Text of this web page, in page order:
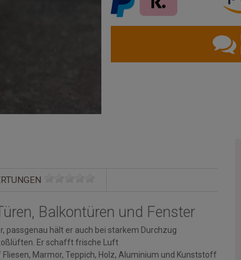
Balkontüren und Fenster
passgenau hält er auch bei starkem Durchzug
Er schafft frische Luft
Marmor, Teppich, Holz, Aluminium und Kunststoff